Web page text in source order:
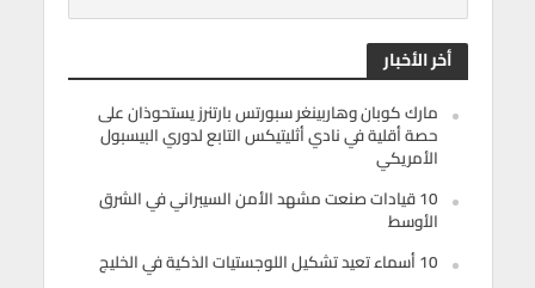
أخر الأخبار
مارك كوبان وهاربينغر سبورتس بارتنرز يستحوذان على
حصة أقلية في نادي أثليتيكس التابع لدوري البيسبول
الأمريكي
10 قيادات صنعت مشهد الأمن السيبراني في الشرق
الأوسط
10 أسماء تعيد تشكيل اللوجستيات الذكية في الخليج